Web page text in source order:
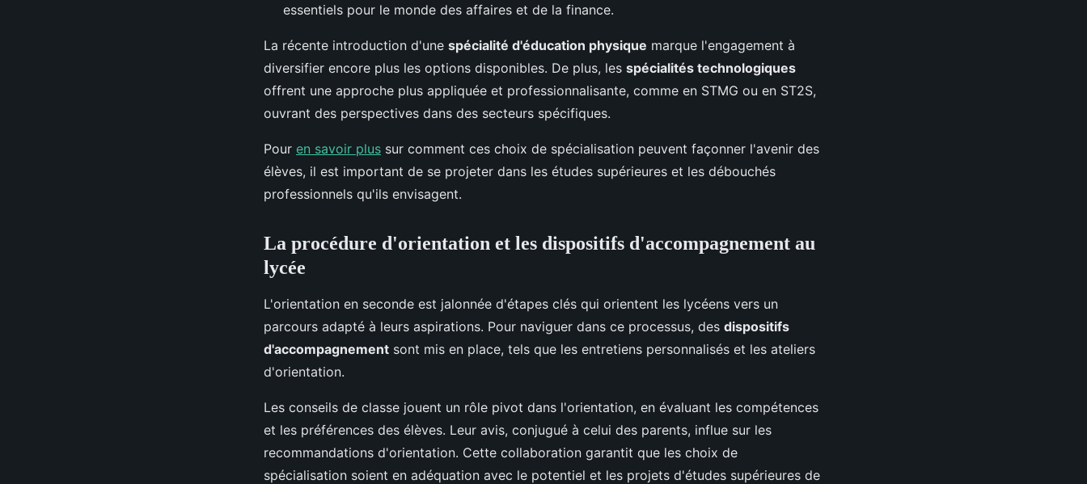
essentiels pour le monde des affaires et de la finance.
La récente introduction d'une spécialité d'éducation physique marque l'engagement à
diversifier encore plus les options disponibles. De plus, les spécialités technologiques
offrent une approche plus appliquée et professionnalisante, comme en STMG ou en ST2S,
ouvrant des perspectives dans des secteurs spécifiques.
Pour en savoir plus sur comment ces choix de spécialisation peuvent façonner l'avenir des
élèves, il est important de se projeter dans les études supérieures et les débouchés
professionnels qu'ils envisagent.
La procédure d'orientation et les dispositifs d'accompagnement au
lycée
L'orientation en seconde est jalonnée d'étapes clés qui orientent les lycéens vers un
parcours adapté à leurs aspirations. Pour naviguer dans ce processus, des dispositifs
d'accompagnement sont mis en place, tels que les entretiens personnalisés et les ateliers
d'orientation.
Les conseils de classe jouent un rôle pivot dans l'orientation, en évaluant les compétences
et les préférences des élèves. Leur avis, conjugué à celui des parents, influe sur les
recommandations d'orientation. Cette collaboration garantit que les choix de
spécialisation soient en adéquation avec le potentiel et les projets d'études supérieures de